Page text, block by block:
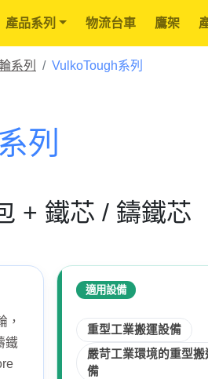
產品系列 物流台車 鷹架
系列 VulkoTough系列
列
+ 鐵芯 / 鑄鐵芯
，
鐵
適用設備
重型工業搬運設備
嚴苛工業環境的重型搬
備